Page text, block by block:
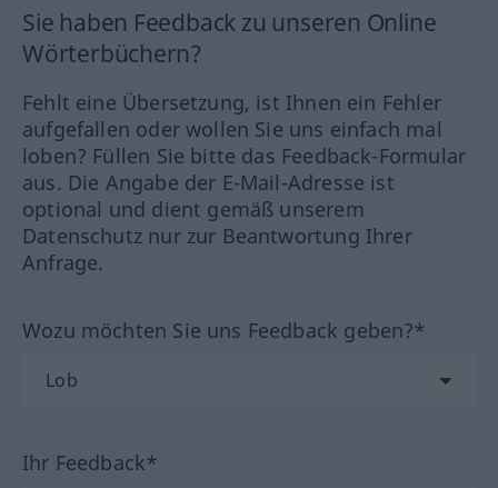
Sie haben Feedback zu unseren Online
Wörterbüchern?
Fehlt eine Übersetzung, ist Ihnen ein Fehler
aufgefallen oder wollen Sie uns einfach mal
loben? Füllen Sie bitte das Feedback-Formular
aus. Die Angabe der E-Mail-Adresse ist
optional und dient gemäß unserem
Datenschutz nur zur Beantwortung Ihrer
Anfrage.
Wozu möchten Sie uns Feedback geben?*
Ihr Feedback*